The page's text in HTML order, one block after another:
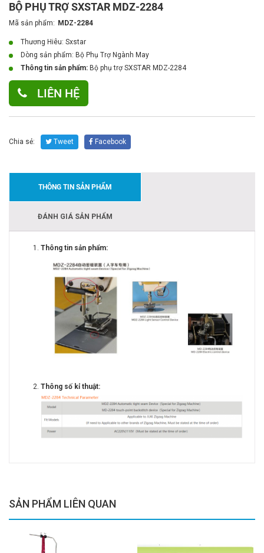
BỘ PHỤ TRỢ SXSTAR MDZ-2284
Mã sản phẩm: MDZ-2284
Thương Hiêu: Sxstar
Dòng sản phẩm: Bộ Phụ Trợ Ngành May
Thông tin sản phẩm: Bộ phụ trợ SXSTAR MDZ-2284
LIÊN HỆ
Chia sẻ: Tweet Facebook
THÔNG TIN SẢN PHẨM
ĐÁNH GIÁ SẢN PHẨM
Thông tin sản phẩm:
Thông số kỉ thuật:
SẢN PHẨM LIÊN QUAN